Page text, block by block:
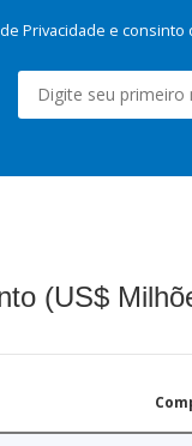
Privacidade e
(US$